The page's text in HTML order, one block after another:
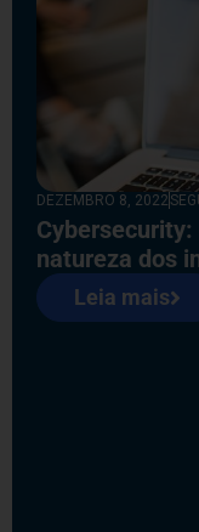
DEZEMBRO 8, 2022
natureza dos
Leia mais